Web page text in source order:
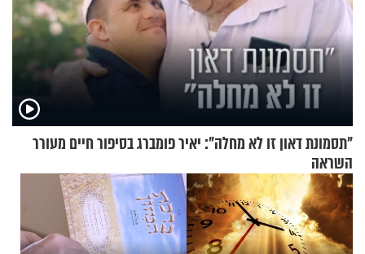
"תסמונת דאון זו לא מחלה": יאיר פומברג בסיפור חיים מעורר
השראה